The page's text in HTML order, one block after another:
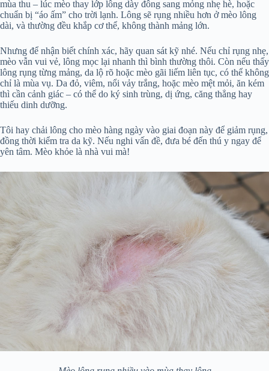
mùa thu – lúc mèo thay lớp lông dày đông sang mỏng nhẹ hè, hoặc
chuẩn bị “áo ấm” cho trời lạnh. Lông sẽ rụng nhiều hơn ở mèo lông
dài, và thường đều khắp cơ thể, không thành mảng lớn.
Nhưng để nhận biết chính xác, hãy quan sát kỹ nhé. Nếu chỉ rụng nhẹ,
mèo vẫn vui vẻ, lông mọc lại nhanh thì bình thường thôi. Còn nếu thấy
lông rụng từng mảng, da lộ rõ hoặc mèo gãi liếm liên tục, có thể không
chỉ là mùa vụ. Da đỏ, viêm, nổi vảy trắng, hoặc mèo mệt mỏi, ăn kém
thì cần cảnh giác – có thể do ký sinh trùng, dị ứng, căng thẳng hay
thiếu dinh dưỡng.
Tôi hay chải lông cho mèo hàng ngày vào giai đoạn này để giảm rụng,
đồng thời kiểm tra da kỹ. Nếu nghi vấn đề, đưa bé đến thú y ngay để
yên tâm. Mèo khỏe là nhà vui mà!